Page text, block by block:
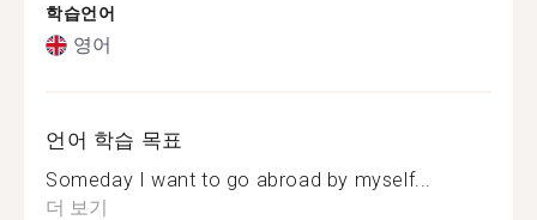
학습언어
영어
언어 학습 목표
Someday I want to go abroad by myself...
더 보기